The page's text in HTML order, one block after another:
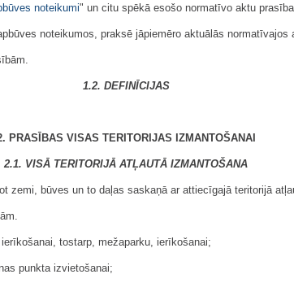
noteikumi" un citu spēkā esošo normatīvo aktu
noteikumos, praksē jāpiemēro aktuālās normatīvajos
1.2. DEFINĪCIJAS
PRASĪBAS VISAS TERITORIJAS IZMANTOŠANAI
2.1. VISĀ TERITORIJĀ ATĻAUTĀ IZMANTOŠANA
būves un to daļas saskaņā ar attiecīgajā teritorijā
tostarp, mežaparku, ierīkošanai;
punkta izvietošanai;